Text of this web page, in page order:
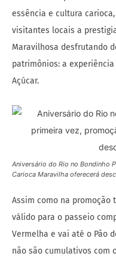
essência e cultura
visitantes locais a
Maravilhosa desfrutando
patrimônios: a
Açúcar.
Aniversário do Rio no Bondinho
Carioca Maravilha oferecerá
Assim como na
válido para o passeio
Vermelha e vai até o Pão
não são cumulativos com